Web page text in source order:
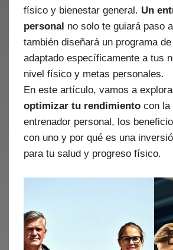
físico y bienestar general. Un
personal no solo te guiará paso
también diseñará un programa
adaptado específicamente a tus
nivel físico y metas personales.
En este artículo, vamos a
optimizar tu rendimiento con la
entrenador personal, los
con uno y por qué es una
para tu salud y progreso físico.